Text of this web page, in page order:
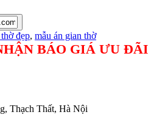
đẹp, mẫu án gian thờ
BÁO GIÁ ƯU ĐÃI
Thạch Thất, Hà Nội